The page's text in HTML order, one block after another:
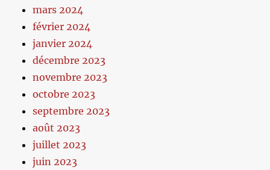
mars 2024
février 2024
janvier 2024
décembre 2023
novembre 2023
octobre 2023
septembre 2023
août 2023
juillet 2023
juin 2023